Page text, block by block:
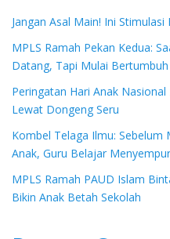
Jangan Asal Main! Ini
MPLS Ramah Pekan Kedua:
Datang, Tapi Mulai Bertumbuh
Peringatan Hari Anak
Lewat Dongeng Seru
Kombel Telaga Ilmu: Sebelum
Anak, Guru Belajar
MPLS Ramah PAUD Islam
Bikin Anak Betah Sekolah